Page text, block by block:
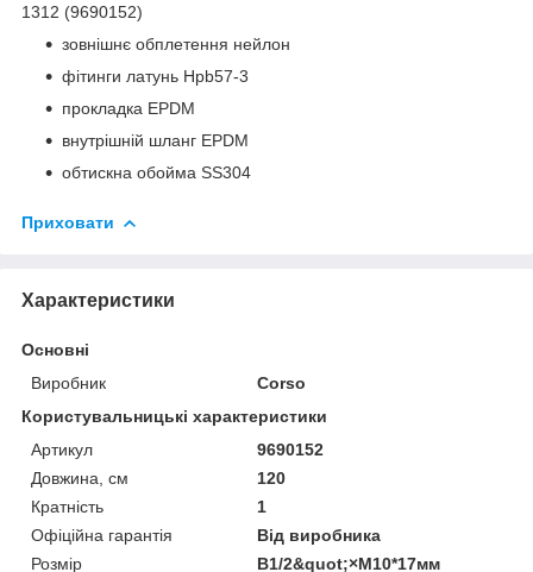
1312 (9690152)
зовнішнє обплетення нейлон
фітинги латунь Hpb57-3
прокладка EPDM
внутрішній шланг EPDM
обтискна обойма SS304
Приховати
Характеристики
Основні
Виробник
Corso
Користувальницькі характеристики
Артикул
9690152
Довжина, см
120
Кратність
1
Офіційна гарантія
Від виробника
Розмір
B1/2&quot;×М10*17мм